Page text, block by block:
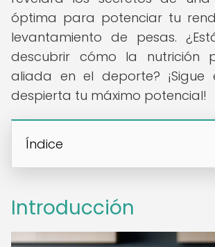
óptima para potenciar tu
levantamiento de pesas.
descubrir cómo la nutrición
aliada en el deporte? ¡Sigue
despierta tu máximo potencial!
Índice
Introducción